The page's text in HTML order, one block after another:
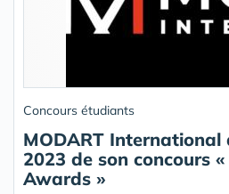
Concours étudiants
MODART International
2023 de son concours
Awards »